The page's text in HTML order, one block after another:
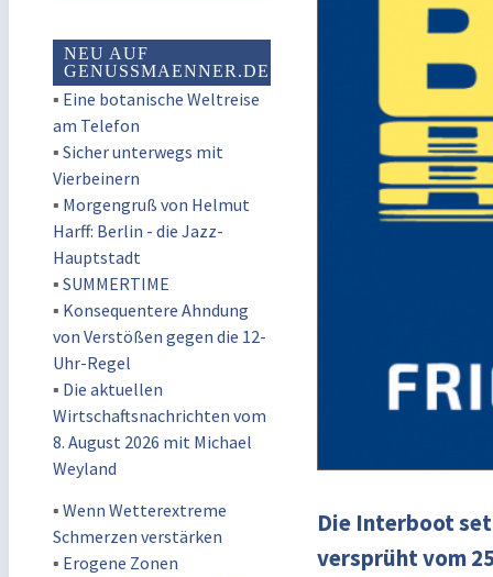
NEU AUF
GENUSSMAENNER.DE
▪ Eine botanische Weltreise
am Telefon
▪ Sicher unterwegs mit
Vierbeinern
▪ Morgengruß von Helmut
Harff: Berlin - die Jazz-
Hauptstadt
▪ SUMMERTIME
▪ Konsequentere Ahndung
von Verstößen gegen die 12-
Uhr-Regel
▪ Die aktuellen
Wirtschaftsnachrichten vom
8. August 2026 mit Michael
Weyland
▪ Wenn Wetterextreme
Schmerzen verstärken
▪ Erogene Zonen
Die Interboot
versprüht vom